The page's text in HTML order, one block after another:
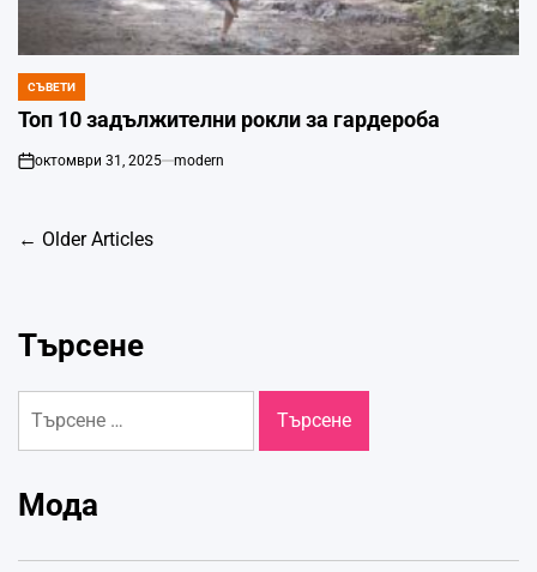
POSTED
IN
СЪВЕТИ
Топ 10 задължителни рокли за гардероба
on
октомври 31, 2025 modern
Навигация
← Older Articles
Търсене
за:
Мода